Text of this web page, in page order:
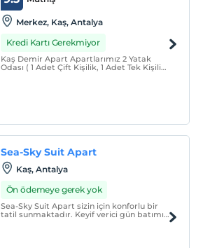
Merkez, Kaş, Antalya
Kredi Kartı Gerekmiyor
Kaş Demir Apart Apartlarımız 2 Yatak
Odası ( 1 Adet Çift Kişilik, 1 Adet Tek Kişilik,
Sea-Sky Suit Apart
Kaş, Antalya
Ön ödemeye gerek yok
Sea-Sky Suit Apart sizin için konforlu bir
tatil sunmaktadır. Keyif verici gün batımı